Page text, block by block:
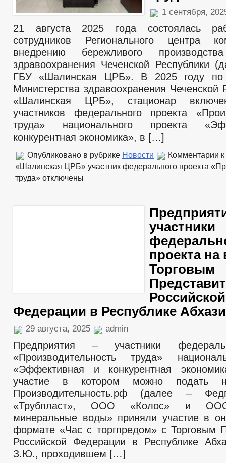
1 сентября,
21 августа 2025 года состоялась
сотрудников Регионального центра
внедрению бережливого
здравоохранения Чеченской Республики
ГБУ «Шалинская ЦРБ». В 2025 году по
Министерства здравоохранения Чеченской
«Шалинская ЦРБ», стационар
участников федерального проекта
труда» национального проекта
конкурентная экономика», в […]
Опубликовано в рубрике Новости Комментарии
«Шалинская ЦРБ» участник федерального проекта
труда» отключены
участники
проекта на
Торговым
Российской
Федерации в Республике
29 августа, 2025 admin
Предприятия – участники
«Производительность труда»
«Эффективная и конкурентная
участие в котором можно подать
Производительность.рф (далее –
«Трубпласт», ООО «Колос» и ООО
минеральные воды» приняли участие в
формате «Час с торгпредом» с Торговым
Российской Федерации в Республике
З.Ю., проходившем […]